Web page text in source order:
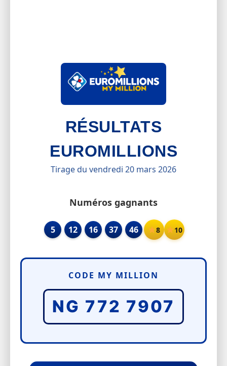
RÉSULTATS
EUROMILLIONS
Tirage du vendredi 20 mars 2026
Numéros gagnants
5 12 16 37 46 8 10
CODE MY MILLION
NG 772 7907